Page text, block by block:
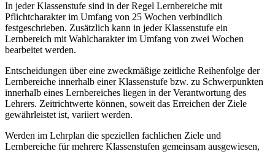
In jeder Klassenstufe sind in der Regel Lernbereiche mit
Pflichtcharakter im Umfang von 25 Wochen verbindlich
festgeschrieben. Zusätzlich kann in jeder Klassenstufe ein
Lernbereich mit Wahlcharakter im Umfang von zwei Wochen
bearbeitet werden.
Entscheidungen über eine zweckmäßige zeitliche Reihenfolge der
Lernbereiche innerhalb einer Klassenstufe bzw. zu Schwerpunkten
innerhalb eines Lernbereiches liegen in der Verantwortung des
Lehrers. Zeitrichtwerte können, soweit das Erreichen der Ziele
gewährleistet ist, variiert werden.
Werden im Lehrplan die speziellen fachlichen Ziele und
Lernbereiche für mehrere Klassenstufen gemeinsam ausgewiesen,